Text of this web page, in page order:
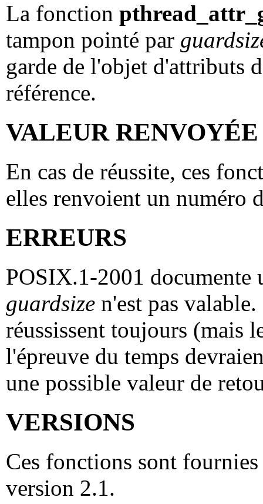
La fonction
tampon pointé par
garde de l'objet d'attributs
référence.
VALEUR RENVOYÉE
En cas de réussite, ces
elles renvoient un numéro
ERREURS
POSIX.1-2001 documente
guardsize n'est pas
réussissent toujours (mais
l'épreuve du temps
une possible valeur de
VERSIONS
Ces fonctions sont
version 2.1.